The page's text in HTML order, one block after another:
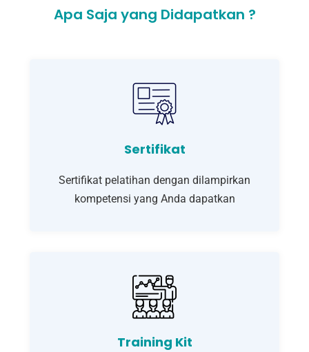
Apa Saja yang Didapatkan ?
Sertifikat
Sertifikat pelatihan dengan dilampirkan
kompetensi yang Anda dapatkan
Training Kit